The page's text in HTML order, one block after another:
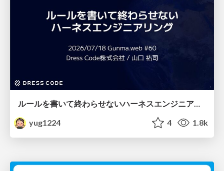
ルールを書いて終わらせないハーネスエンジニアリング
yug1224
4 1.8k